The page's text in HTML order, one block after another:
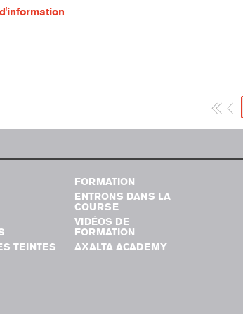
TEINTES
FORMATION
ENTRONS DANS LA
COURSE
VIDÉOS DE
FORMATION
AXALTA ACADEMY